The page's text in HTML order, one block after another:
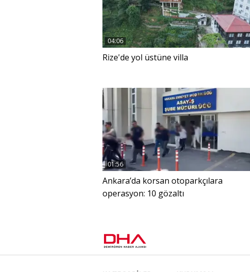
04:06
Rize'de yol üstüne villa
01:56
Ankara’da korsan otoparkçılara
operasyon: 10 gözaltı